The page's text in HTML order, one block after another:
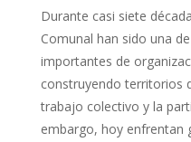
Durante casi siete
Comunal han sido una
importantes de
construyendo territorios
trabajo colectivo y la
embargo, hoy enfrentan